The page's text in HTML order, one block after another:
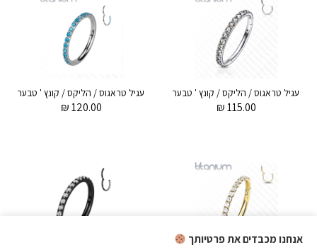
115.00
₪
120.00
₪
אנחנו מכבדים את פרטיותך